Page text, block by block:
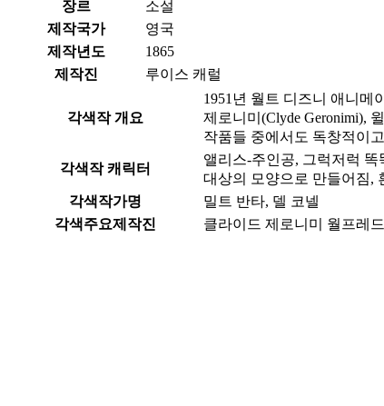
장르
소설
제작국가
영국
제작년도
1865
제작진
루이스 캐럴
각색작 개요
1951년 월트 디즈니 애니메
제로니미(Clyde Geronimi),
작품들 중에서도 독창적이
각색작 캐릭터
앨리스-주인공, 그럭저럭
대상의 모양으로 만들어짐,
각색작가명
밀트 반타, 델 코넬
각색주요제작진
클라이드 제로니미 월프레